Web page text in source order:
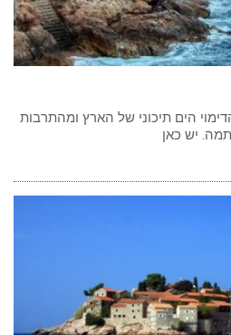
הים תיכוני של הארץ ומהתרבות
יש כאן